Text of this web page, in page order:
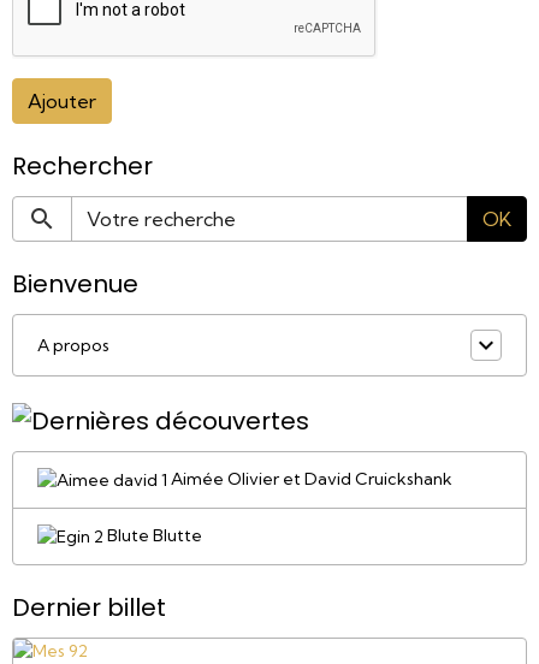
Ajouter
Rechercher
OK
Bienvenue
A propos
Aimée Olivier et David Cruickshank
Blute Blutte
Dernier billet